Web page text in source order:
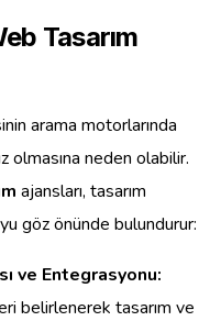
Tasarım
arama motorlarında
olmasına neden olabilir.
ajansları, tasarım
göz önünde bulundurur:
ve Entegrasyonu:
belirlenerek tasarım ve